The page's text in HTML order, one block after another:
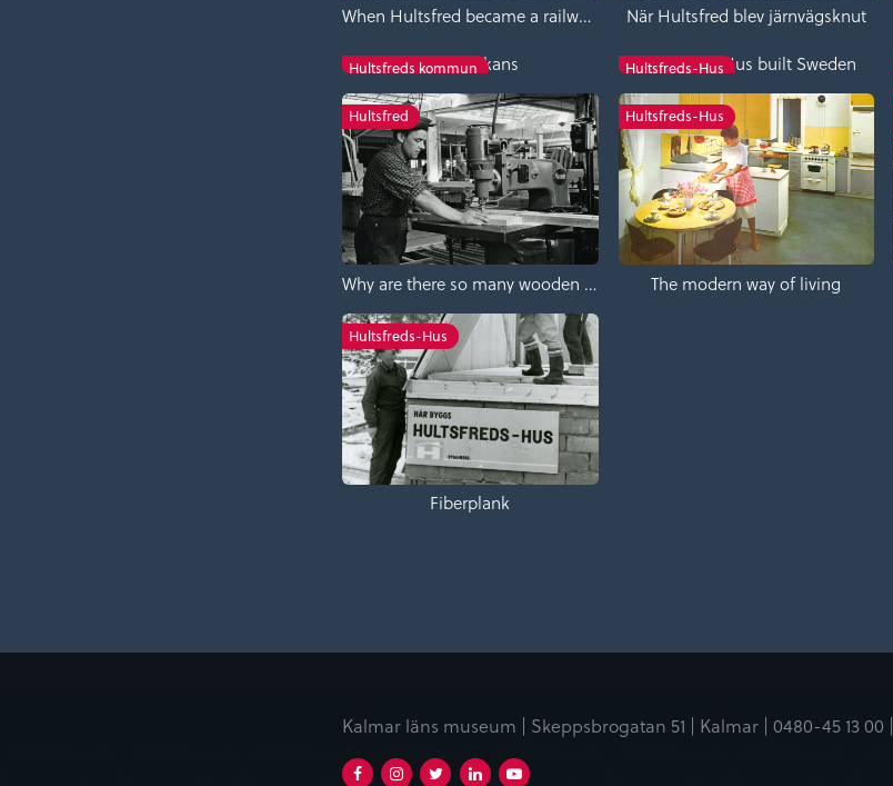
When Hultsfred became a railway junction När Hultsfred blev järnvägsknut
Hultsfreds kommun
Karl XI skans Hultsfreds-Hus
Hultsfreds-Hus built Sweden
Hultsfred
Why are there so many wooden house factories in Småland?
Hultsfreds-Hus
The modern way of living
Hultsfreds-Hus
Fiberplank
Kalmar läns museum | Skeppsbrogatan 51 | Kalmar | 0480-45 13 00 |
FacebookInstagram
TwitterLinkedin